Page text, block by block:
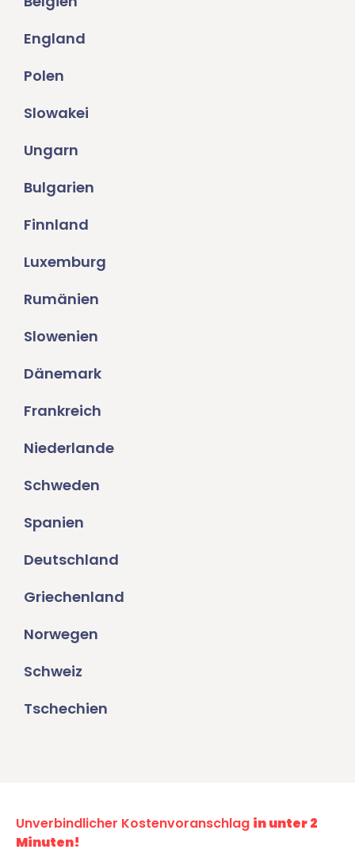
England
Polen
Slowakei
Ungarn
Bulgarien
Finnland
Luxemburg
Rumänien
Slowenien
Dänemark
Frankreich
Niederlande
Schweden
Spanien
Deutschland
Griechenland
Norwegen
Schweiz
Tschechien
Unverbindlicher Kostenvoranschlag in unter 2
Minuten!